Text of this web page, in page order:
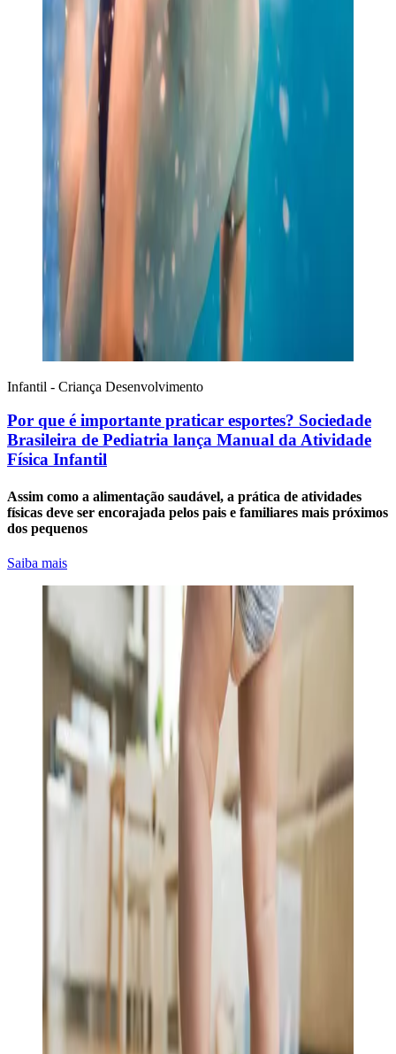
Infantil - Criança Desenvolvimento
Por que é importante praticar esportes? Sociedade
Brasileira de Pediatria lança Manual da Atividade
Física Infantil
Assim como a alimentação saudável, a prática de atividades
físicas deve ser encorajada pelos pais e familiares mais próximos
dos pequenos
Saiba mais